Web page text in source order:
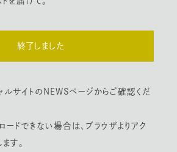
終了しました
ルサイトのNEWSページからご確認くだ
ードできない場合は、ブラウザよりアク
す。